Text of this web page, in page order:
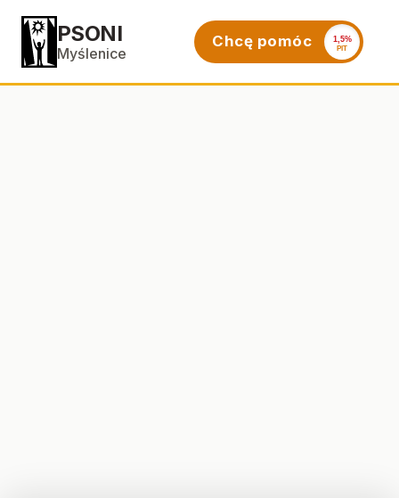
PSONI
Myślenice
Chcę pomóc 1,5%
PIT